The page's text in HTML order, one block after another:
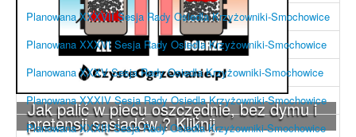
Jak palić w piecu oszczędnie, bez dymu i
pretensji sąsiadów ? Kliknij
Planowana XXXVII Sesja Rady Osiedla Krzyżowniki-Smochowice
Planowana XXXVI Sesja Rady Osiedla Krzyżowniki-Smochowice
Planowana XXXV Sesja Rady Osiedla Krzyżowniki-Smochowice
Planowana XXXIV Sesja Rady Osiedla Krzyżowniki-Smochowice
Planowana XXXIII Sesja Rady Osiedla Krzyżowniki-Smochowice